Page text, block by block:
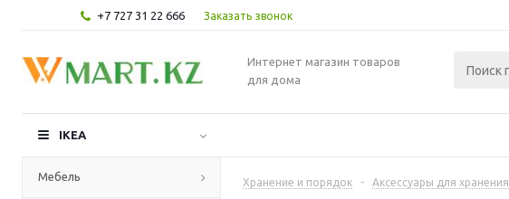
+7 727 31 22 666 Заказать звонок
Интернет магазин товаров
для дома
IKEA
Мебель Хранение и порядок - Аксессуары для хранения